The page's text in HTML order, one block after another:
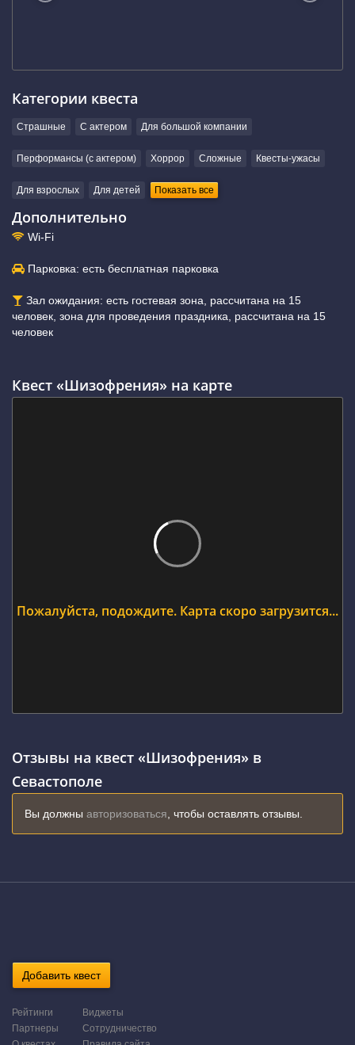
Категории квеста
Страшные С актером Для большой компании
Перформансы (с актером) Хоррор Сложные Квесты-ужасы
Для взрослых Для детей Показать все
Дополнительно
Wi-Fi
Парковка: есть бесплатная парковка
Зал ожидания: есть гостевая зона, рассчитана на 15
человек, зона для проведения праздника, рассчитана на 15
человек
Квест «Шизофрения» на карте
Пожалуйста, подождите. Карта скоро загрузится...
Отзывы на квест «Шизофрения» в
Севастополе
Вы должны авторизоваться , чтобы оставлять отзывы.
Добавить квест
Рейтинги
Партнеры
Виджеты
Сотрудничество